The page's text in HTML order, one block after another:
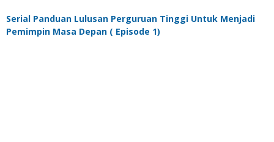
Serial Panduan Lulusan Perguruan Tinggi Untuk Menjadi
Pemimpin Masa Depan ( Episode 1)